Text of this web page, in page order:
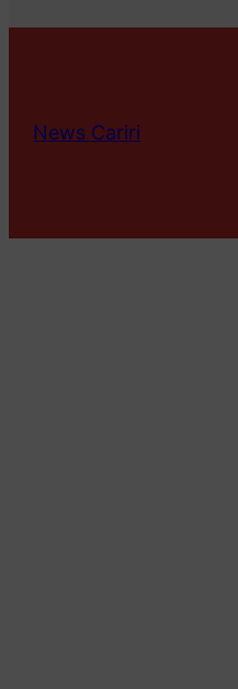
News Cariri